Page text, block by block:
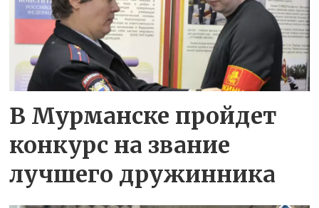
В Мурманске пройдет
конкурс на звание
лучшего дружинника